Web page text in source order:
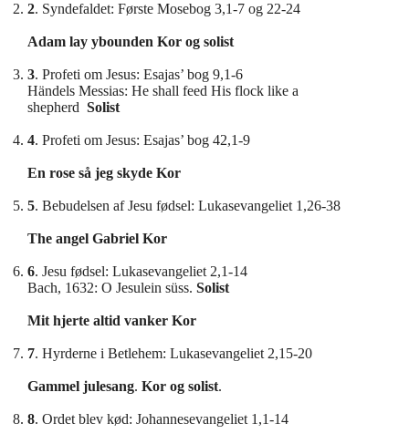
2. Syndefaldet: Første Mosebog 3,1-7 og 22-24
Adam lay ybounden Kor og solist
3. Profeti om Jesus: Esajas’ bog 9,1-6
Händels Messias: He shall feed His flock like a
shepherd Solist
4. Profeti om Jesus: Esajas’ bog 42,1-9
En rose så jeg skyde Kor
5. Bebudelsen af Jesu fødsel: Lukasevangeliet 1,26-38
The angel Gabriel Kor
6. Jesu fødsel: Lukasevangeliet 2,1-14
Bach, 1632: O Jesulein süss. Solist
Mit hjerte altid vanker Kor
7. Hyrderne i Betlehem: Lukasevangeliet 2,15-20
Gammel julesang. Kor og solist.
8. Ordet blev kød: Johannesevangeliet 1,1-14